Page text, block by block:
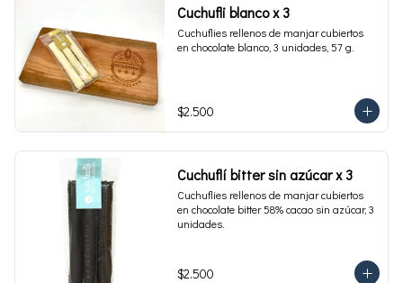
Cuchufli blanco x 3
Cuchuflies rellenos de manjar cubiertos
en chocolate blanco, 3 unidades, 57 g.
$2.500
Cuchuflí bitter sin azúcar x 3
Cuchuflies rellenos de manjar cubiertos
en chocolate bitter 58% cacao sin azúcar, 3
unidades.
$2.500